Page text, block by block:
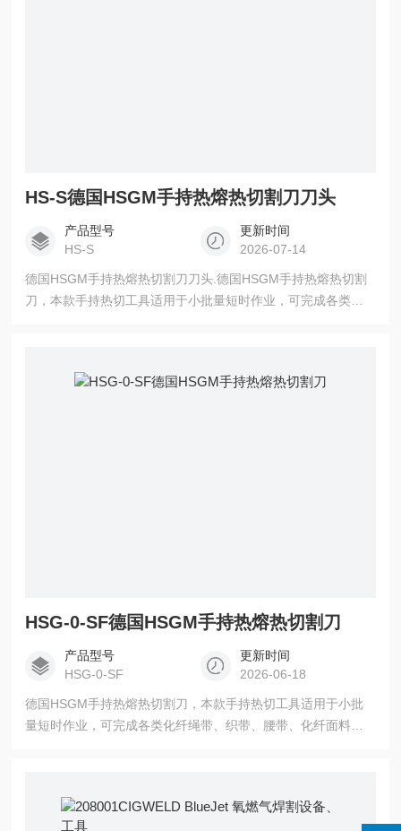
HS-S德国HSGM手持热熔热切割刀刀头
产品型号
HS-S
更新时间
2026-07-14
德国HSGM手持热熔热切割刀刀头.德国HSGM手持热熔热切割
刀，本款手持热切工具适用于小批量短时作业，可完成各类化
HSG-0-SF德国HSGM手持热熔热切割刀
产品型号
HSG-0-SF
更新时间
2026-06-18
德国HSGM手持热熔热切割刀，本款手持热切工具适用于小批
量短时作业，可完成各类化纤绳带、织带、腰带、化纤面料的